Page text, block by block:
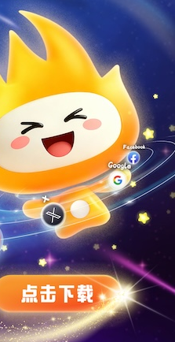
支持
反对 [0]
支持[0] 反对[0]
推荐